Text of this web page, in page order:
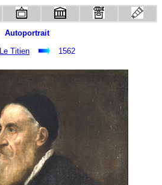
Autoportrait
Le Titien
1562